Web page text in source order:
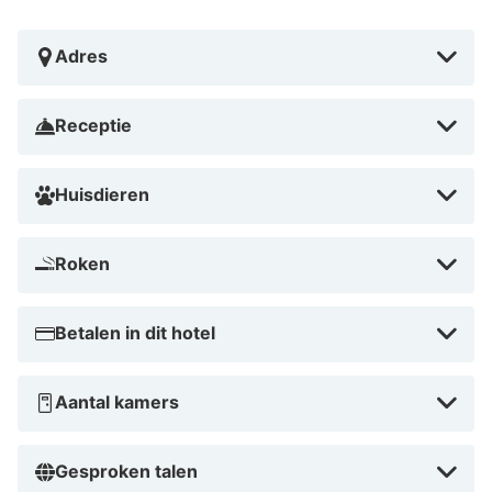
Landkreis Neu-Ulm - 35,9 km Fair Ulm - 36,1 km
Ratiopharm arena - 36,8 km Congress Center Ulm -
grootste luchthavens zijn:Memmingen (FMM-Allgäu) -
(MUC) - 137,2 km De aanbevolen luchthaven voor
Josef Strauss (MUC).
omgeving, op een kwartiertje rijden van LEGOLAND®
op 18,2 km van Augsburg Western Woods Nature Park
Adres
Receptie
Huisdieren
Roken
Betalen in dit hotel
Aantal kamers
Gesproken talen